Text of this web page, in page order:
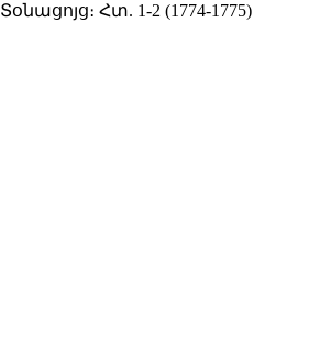
Տօնացոյց։ Հտ. 1-2 (1774-1775)